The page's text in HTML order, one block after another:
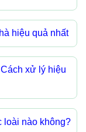
hiệu quả nhất
xử lý hiệu
loài nào không?